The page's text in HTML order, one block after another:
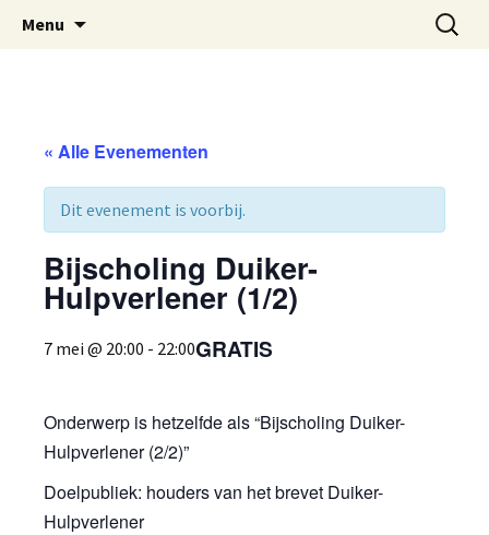
OVOS
Oost-Vlaamse Vereniging voor
Onderwateronderzoek en -Sport
Menu
Zoeken
naar:
« Alle Evenementen
Dit evenement is voorbij.
Bijscholing Duiker-
Hulpverlener (1/2)
7 mei @ 20:00 - 22:00GRATIS
Onderwerp is hetzelfde als “Bijscholing Duiker-
Hulpverlener (2/2)”
Doelpubliek: houders van het brevet Duiker-
Hulpverlener